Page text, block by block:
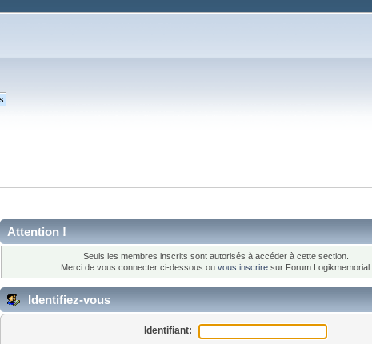
Attention !
Seuls les membres inscrits sont autorisés à accéder à cette section.
Merci de vous connecter ci-dessous ou vous inscriresur Forum Logikmemorial.
Identifiez-vous
Identifiant: